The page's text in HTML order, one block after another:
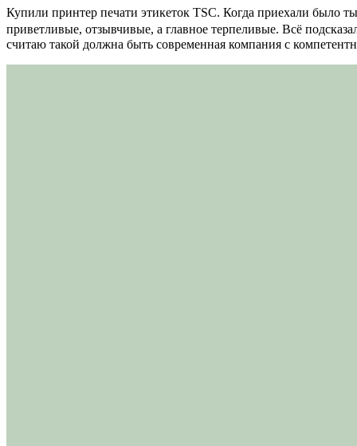
Купили принтер печати этикеток TSC. Когда приехали было
приветливые, отзывчивые, а главное терпеливые. Всё
считаю такой должна быть современная компания с